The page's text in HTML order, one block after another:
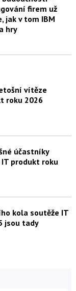
firem už
jak v tom IBM
hry
vítěze
roku 2026
účastníky
produkt roku
kola soutěže IT
jsou tady